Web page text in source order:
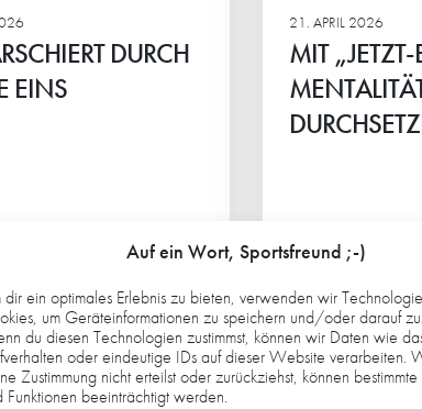
Auf ein Wort, Sportsfreund ;-)
dir ein optimales Erlebnis zu bieten, verwenden wir
um Geräteinformationen zu speichern und/oder darauf
du diesen Technologien zustimmst, können wir Daten wie
oder eindeutige IDs auf dieser Website verarbeiten.
Zustimmung nicht erteilst oder zurückziehst, können
Funktionen beeinträchtigt werden.
DURCH
EINS
21. APRIL 2026
MIT „JETZT-